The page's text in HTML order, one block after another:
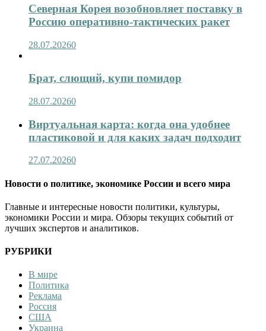
Северная Корея возобновляет поставку в
Россию оперативно-тактических ракет
28.07.20260
Брат, слющий, купи помидор
28.07.20260
Виртуальная карта: когда она удобнее
пластиковой и для каких задач подходит
27.07.20260
Новости о политике, экономике России и всего мира
Главные и интересные новости политики, культуры,
экономики России и мира. Обзоры текущих событий от
лучших экспертов и аналитиков.
РУБРИКИ
В мире
Политика
Реклама
Россия
США
Украина